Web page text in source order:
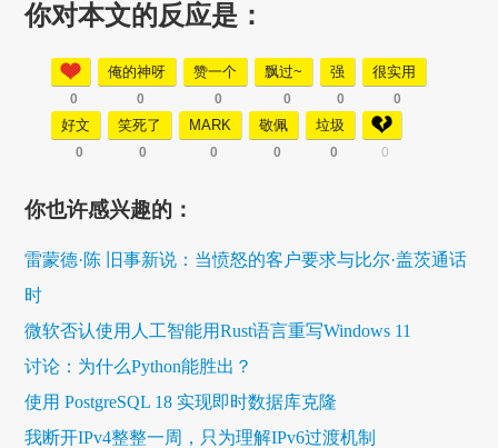
你对本文的反应是：
0
俺的神呀
0
赞一个
0
飘过~
0
强
0
很实用
0
好文
0
笑死了
0
MARK
0
敬佩
0
垃圾
0 0
你也许感兴趣的：
雷蒙德·陈 旧事新说：当愤怒的客户要求与比尔·盖茨通话
时
微软否认使用人工智能用Rust语言重写Windows 11
讨论：为什么Python能胜出？
使用 PostgreSQL 18 实现即时数据库克隆
我断开IPv4整整一周，只为理解IPv6过渡机制